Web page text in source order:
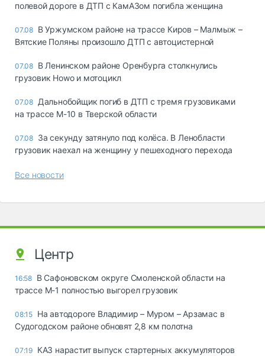
полевой дороге в ДТП с КамАЗом погибла женщина
07.08 В Уржумском районе на трассе Киров – Малмыж –
Вятские Поляны произошло ДТП с автоцистерной
07.08 В Ленинском районе Оренбурга столкнулись
грузовик Howo и мотоцикл
07.08 Дальнобойщик погиб в ДТП с тремя грузовиками
на трассе М-10 в Тверской области
07.08 За секунду затянуло под колёса. В Ленобласти
грузовик наехал на женщину у пешеходного перехода
Все новости
Центр
16:58 В Сафоновском округе Смоленской области на
трассе М-1 полностью выгорел грузовик
08:15 На автодороге Владимир – Муром – Арзамас в
Судогодском районе обновят 2,8 км полотна
07:19 КАЗ нарастит выпуск стартерных аккумуляторов